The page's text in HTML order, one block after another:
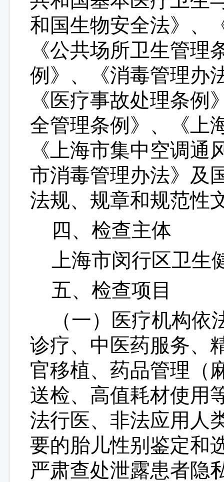
和国生物安全法》、
《公共场所卫生管
例》、《消毒管理办
《医疗事故处理条
全管理条例》、《上
《上海市集中空调
市消毒管理办法》及
法规、规章和规范性
四、检查主体
上海市闵行区卫生
五、检查项目
（一）医疗机构依
诊疗、中医药服务、
官移植、药品管理（
送检、高值耗材使用
法行医、非法应用人
要的胎儿性别鉴定和
严肃查处泄露患者隐